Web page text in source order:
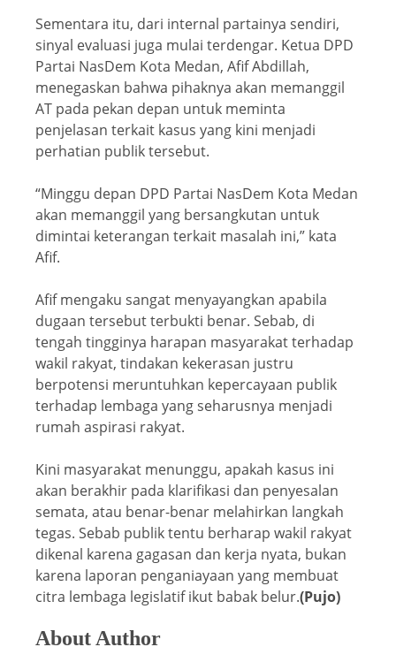
Sementara itu, dari internal partainya sendiri,
sinyal evaluasi juga mulai terdengar. Ketua DPD
Partai NasDem Kota Medan, Afif Abdillah,
menegaskan bahwa pihaknya akan memanggil
AT pada pekan depan untuk meminta
penjelasan terkait kasus yang kini menjadi
perhatian publik tersebut.
“Minggu depan DPD Partai NasDem Kota Medan
akan memanggil yang bersangkutan untuk
dimintai keterangan terkait masalah ini,” kata
Afif.
Afif mengaku sangat menyayangkan apabila
dugaan tersebut terbukti benar. Sebab, di
tengah tingginya harapan masyarakat terhadap
wakil rakyat, tindakan kekerasan justru
berpotensi meruntuhkan kepercayaan publik
terhadap lembaga yang seharusnya menjadi
rumah aspirasi rakyat.
Kini masyarakat menunggu, apakah kasus ini
akan berakhir pada klarifikasi dan penyesalan
semata, atau benar-benar melahirkan langkah
tegas. Sebab publik tentu berharap wakil rakyat
dikenal karena gagasan dan kerja nyata, bukan
karena laporan penganiayaan yang membuat
citra lembaga legislatif ikut babak belur.(Pujo)
About Author